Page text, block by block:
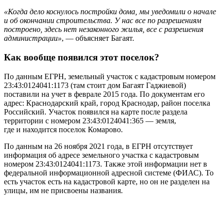
«Когда дело коснулось постройки дома, мы уведомили о начале
и об окончании строительства. У нас все по разрешениям
построено, здесь нет незаконного жилья, все с разрешения
администрации», — объясняет Багаят.
Как вообще появился этот поселок?
По данным ЕГРН, земельный участок с кадастровым номером
23:43:0124041:1173 (там стоит дом Багаят Гаджиевой)
поставили на учет в феврале 2015 года. По документам его
адрес: Краснодарский край, город Краснодар, район поселка
Российский. Участок появился на карте после раздела
территории с номером 23:43:0124041:365 — земля,
где и находится поселок Комарово.
По данным на 26 ноября 2021 года, в ЕГРН отсутствует
информация об адресе земельного участка с кадастровым
номером 23:43:0124041:1173. Также этой информации нет в
федеральной информационной адресной системе (ФИАС). То
есть участок есть на кадастровой карте, но он не разделен на
улицы, им не присвоены названия.